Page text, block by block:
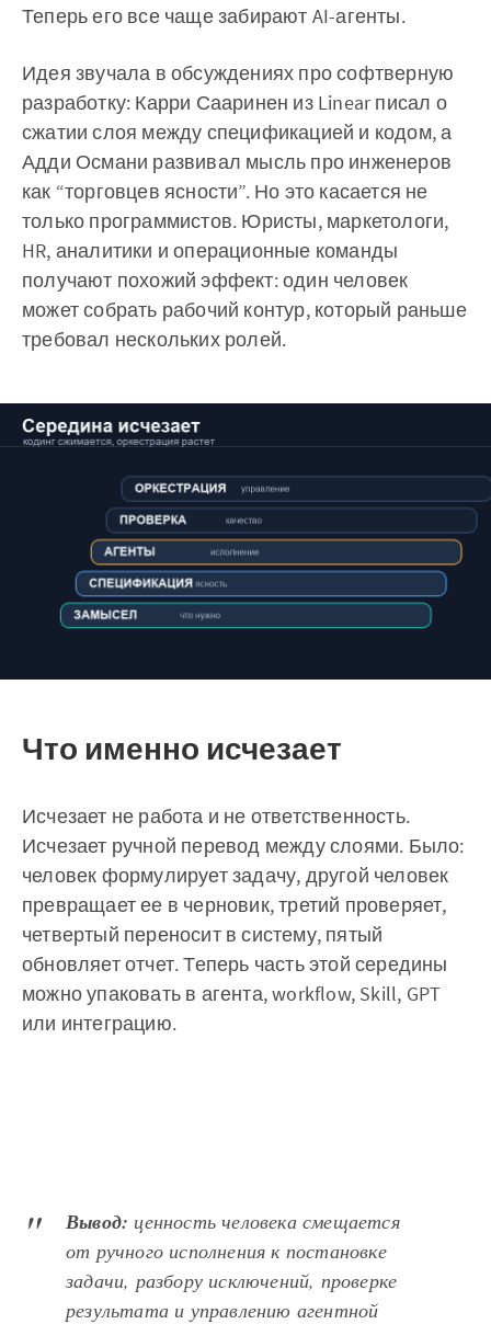
Теперь его все чаще забирают AI-агенты.
Идея звучала в обсуждениях про софтверную
разработку: Карри Сааринен из Linear писал о
сжатии слоя между спецификацией и кодом, а
Адди Османи развивал мысль про инженеров
как “торговцев ясности”. Но это касается не
только программистов. Юристы, маркетологи,
HR, аналитики и операционные команды
получают похожий эффект: один человек
может собрать рабочий контур, который раньше
требовал нескольких ролей.
Что именно исчезает
Исчезает не работа и не ответственность.
Исчезает ручной перевод между слоями. Было:
человек формулирует задачу, другой человек
превращает ее в черновик, третий проверяет,
четвертый переносит в систему, пятый
обновляет отчет. Теперь часть этой середины
можно упаковать в агента, workflow, Skill, GPT
или интеграцию.
Вывод: ценность человека смещается
от ручного исполнения к постановке
задачи, разбору исключений, проверке
результата и управлению агентной